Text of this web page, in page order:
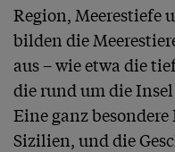
Region, Meerestiefe
bilden die
aus – wie etwa die
die rund um die
Eine ganz
Sizilien, und die